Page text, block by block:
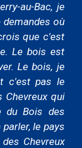
au-Bac, je
où
que c'est
Le bois est
Le bois, je
c'est pas le
Chevreux qui
du Bois des
le pays
Chevreux